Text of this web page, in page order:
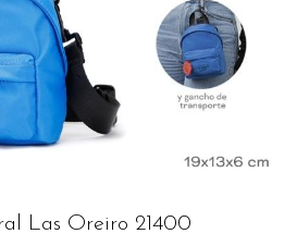
Las Oreiro 21400